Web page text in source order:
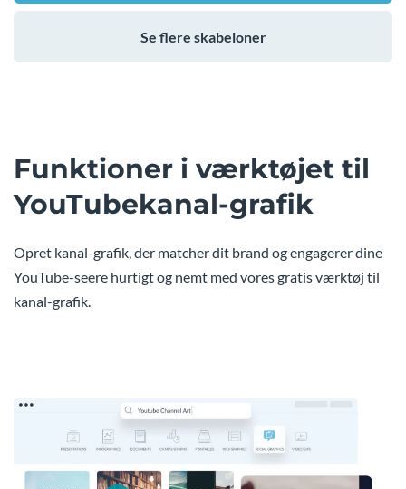
Se flere skabeloner
Funktioner i værktøjet til
YouTubekanal-grafik
Opret kanal-grafik, der matcher dit brand og engagerer dine
YouTube-seere hurtigt og nemt med vores gratis værktøj til
kanal-grafik.